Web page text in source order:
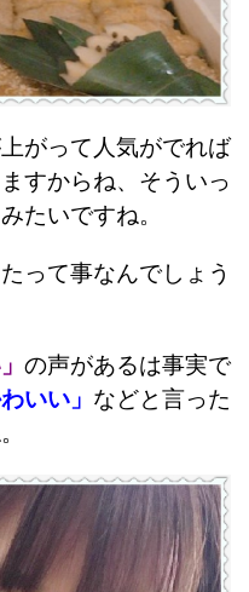
がって人気がでれば
すからね、そういっ
たいですね。
って事なんでしょう
の声があるは事実で
いい」 などと言った